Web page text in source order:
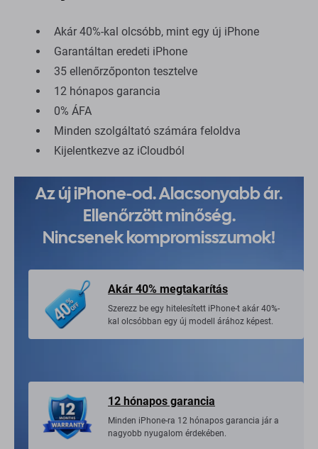
Akár 40%-kal olcsóbb, mint egy új iPhone
Garantáltan eredeti iPhone
35 ellenőrzőponton tesztelve
12 hónapos garancia
0% ÁFA
Minden szolgáltató számára feloldva
Kijelentkezve az iCloudból
Az új iPhone-od. Alacsonyabb ár.
Ellenőrzött minőség.
Nincsenek kompromisszumok!
Akár 40% megtakarítás
Szerezz be egy hitelesített iPhone-t akár 40%-
kal olcsóbban egy új modell árához képest.
12 hónapos garancia
Minden iPhone-ra 12 hónapos garancia jár a
nagyobb nyugalom érdekében.